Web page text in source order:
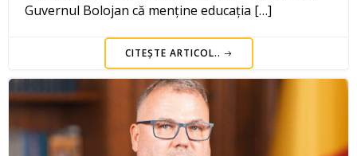
Guvernul Bolojan că menține educația […]
CITEȘTE ARTICOL..